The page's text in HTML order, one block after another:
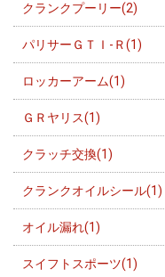
クランクプーリー(2)
パリサーＧＴＩ-Ｒ(1)
ロッカーアーム(1)
ＧＲヤリス(1)
クラッチ交換(1)
クランクオイルシール(1)
オイル漏れ(1)
スイフトスポーツ(1)